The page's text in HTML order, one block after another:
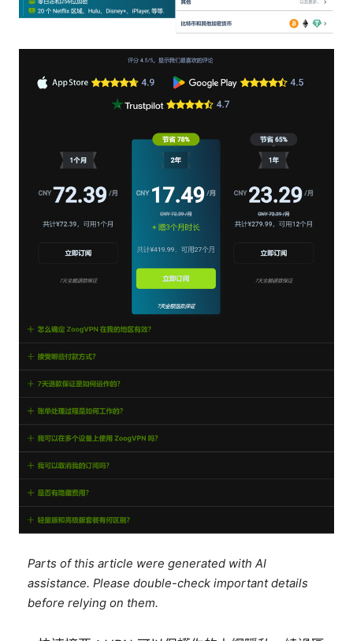
Parts of this article were generated with AI
assistance. Please double-check important details
before relying on them.